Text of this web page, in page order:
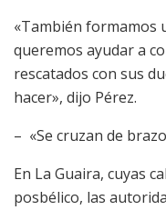
«También formamos
queremos ayudar a
rescatados con sus
hacer», dijo Pérez.
– «Se cruzan de
En La Guaira, cuyas
posbélico, las